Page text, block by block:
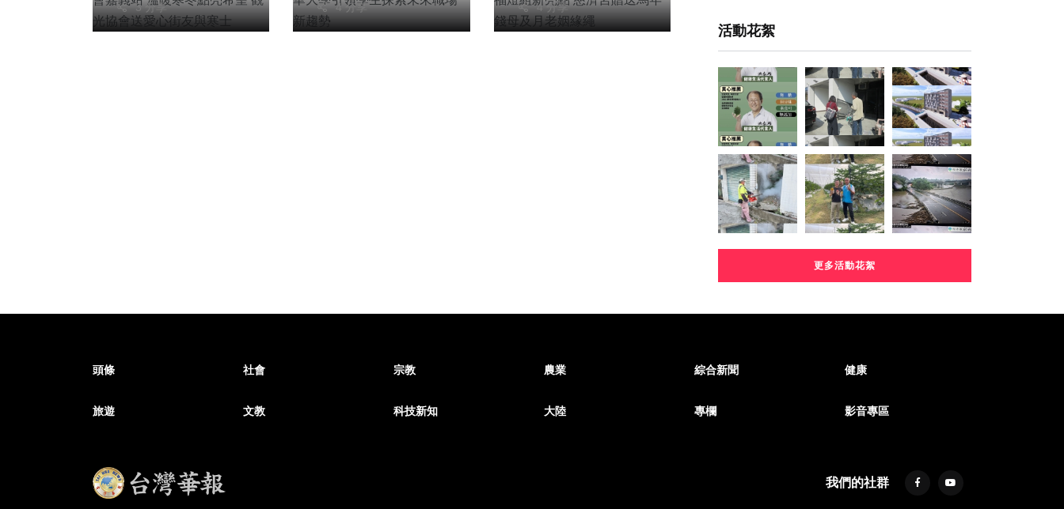
3 分享
4 分享
4 分享
活動花絮
更多活動花絮
頭條 社會 宗教 農業 綜合新聞 健康
旅遊 文教 科技新知 大陸 專欄 影音專區
我們的社群